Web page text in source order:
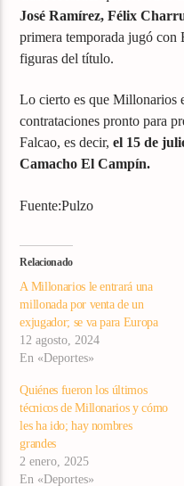
José Ramírez, Félix
primera temporada jugó con
figuras del título.
Lo cierto es que Millonarios
contrataciones pronto para
Falcao, es decir,el 15 de
Camacho El Campín.
Fuente:Pulzo
Relacionado
A Millonarios le entrará una
millonada por venta de un
exjugador; se va para Europa
12 agosto, 2024
En «Deportes»
Quiénes fueron los últimos
técnicos de Millonarios y cómo
les ha ido; hay nombres
grandes
2 enero, 2025
En «Deportes»